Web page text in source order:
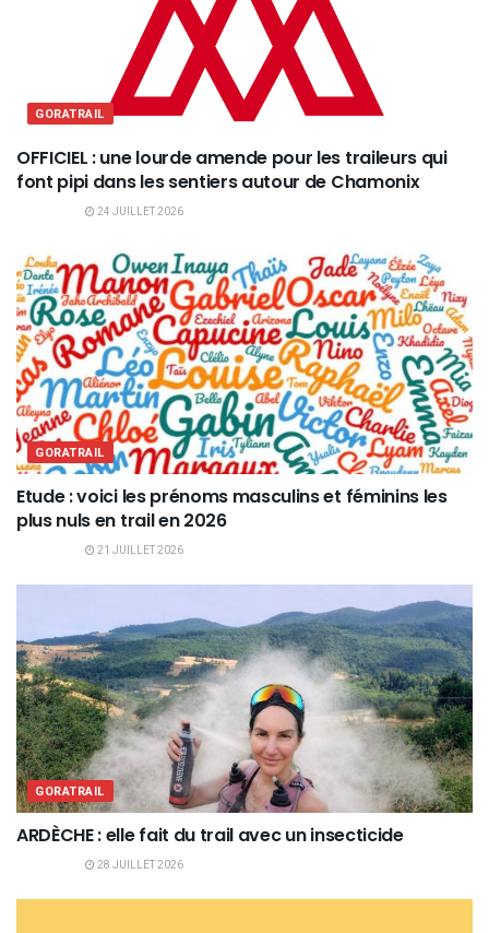
GORATRAIL
OFFICIEL : une lourde amende pour les traileurs qui
font pipi dans les sentiers autour de Chamonix
24 JUILLET 2026
GORATRAIL
Etude : voici les prénoms masculins et féminins les
plus nuls en trail en 2026
21 JUILLET 2026
GORATRAIL
ARDÈCHE : elle fait du trail avec un insecticide
28 JUILLET 2026